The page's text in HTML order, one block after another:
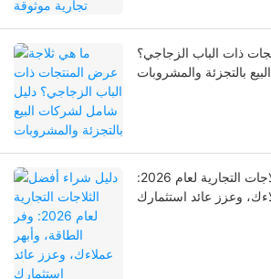
ذات الباب الزجاجي؟
بالتجزئة والمشروبات
دليل شراء أفضل الثلاجات التجارية لعام 2026:
وعزز عائد استثمارك